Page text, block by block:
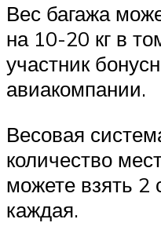
Вес багажа
на 10-20 кг в
участник
авиакомпании.
Весовая
количество
можете взять 2
каждая.